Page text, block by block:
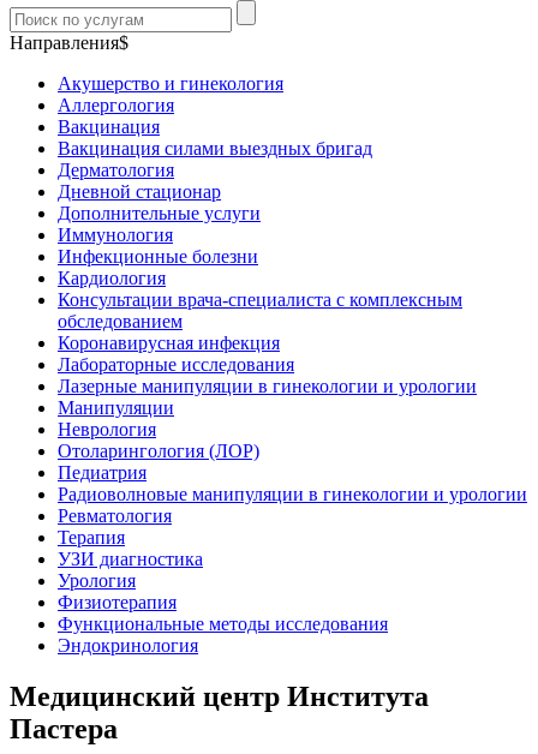
Направления$
Акушерство и гинекология
Аллергология
Вакцинация
Вакцинация силами выездных бригад
Дерматология
Дневной стационар
Дополнительные услуги
Иммунология
Инфекционные болезни
Кардиология
Консультации врача-специалиста с комплексным
обследованием
Коронавирусная инфекция
Лабораторные исследования
Лазерные манипуляции в гинекологии и урологии
Манипуляции
Неврология
Отоларингология (ЛОР)
Педиатрия
Радиоволновые манипуляции в гинекологии и урологии
Ревматология
Терапия
УЗИ диагностика
Урология
Физиотерапия
Функциональные методы исследования
Эндокринология
Медицинский центр Института
Пастера